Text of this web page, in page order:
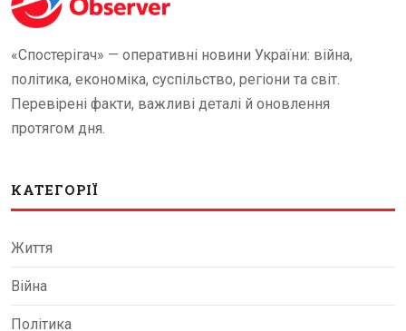
«Спостерігач» — оперативні новини України: війна,
політика, економіка, суспільство, регіони та світ.
Перевірені факти, важливі деталі й оновлення
протягом дня.
КАТЕГОРІЇ
Життя
Війна
Політика